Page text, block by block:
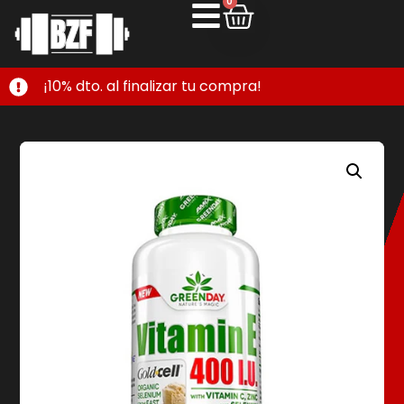
¡10% dto. al finalizar tu compra!